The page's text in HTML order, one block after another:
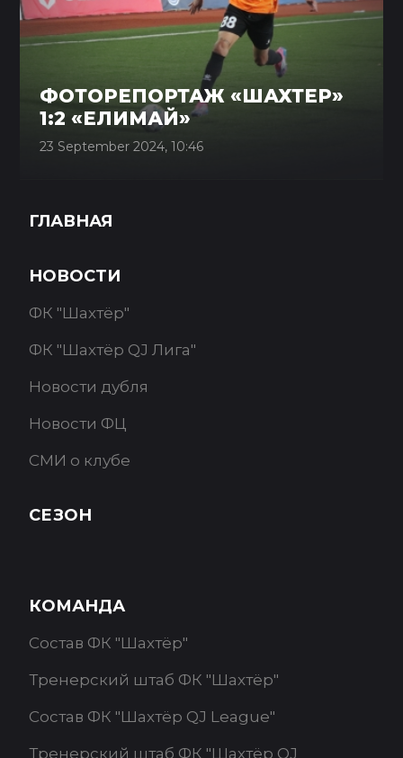
ФОТОРЕПОРТАЖ «ШАХТЕР»
1:2 «ЕЛИМАЙ»
23 September 2024, 10:46
ГЛАВНАЯ
НОВОСТИ
ФК "Шахтёр"
ФК "Шахтёр QJ Лига"
Новости дубля
Новости ФЦ
СМИ о клубе
СЕЗОН
КОМАНДА
Состав ФК "Шахтёр"
Тренерский штаб ФК "Шахтёр"
Состав ФК "Шахтёр QJ League"
Тренерский штаб ФК "Шахтёр QJ